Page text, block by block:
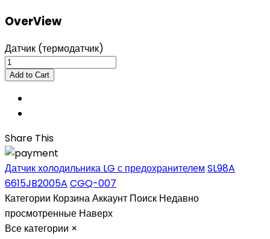
OverView
Датчик (термодатчик)
Share This
Датчик холодильника LG с предохранителем SL98A
6615JB2005A CGQ-007
Категории КорзинаАккаунт Поиск Недавно
просмотренные Наверх
Все категории ×